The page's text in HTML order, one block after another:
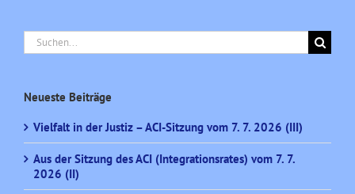
Suche
nach:
Neueste Beiträge
Vielfalt in der Justiz – ACI-Sitzung vom 7. 7. 2026 (III)
Aus der Sitzung des ACI (Integrationsrates) vom 7. 7.
2026 (II)